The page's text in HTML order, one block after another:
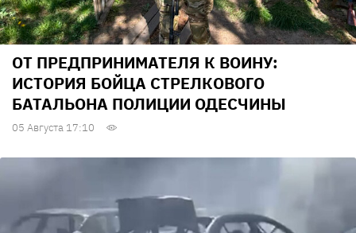
ОТ ПРЕДПРИНИМАТЕЛЯ К ВОИНУ:
ИСТОРИЯ БОЙЦА СТРЕЛКОВОГО
БАТАЛЬОНА ПОЛИЦИИ ОДЕСЧИНЫ
05 Августа 17:10